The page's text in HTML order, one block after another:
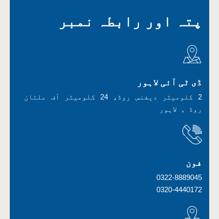
پتہ اور رابطہ نمبر
ڈی ٹی آئی لاہور
2 کلومیٹر دیفنس روڈ، 24 کلومیٹر آف ملتان
روڈ , لاہور
فون
0322-8889045
0320-4440172